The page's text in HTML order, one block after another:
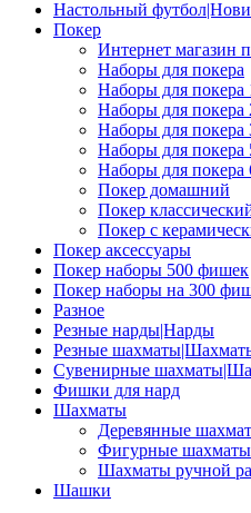
Настольный
Покер
Интернет магазин
Наборы для покера
Наборы для
Наборы для
Наборы для
Наборы для
Наборы для
Покер домашний
Покер
Покер с
Покер аксессуары
Покер наборы 500 фишек
Покер наборы на 300
Разное
Резные нарды|Нарды
Резные
Сувенирные
Фишки для нард
Шахматы
Деревянные
Фигурные шахматы
Шахматы ручной
Шашки